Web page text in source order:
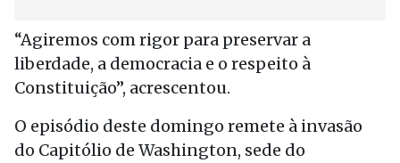
“Agiremos com rigor para preservar a
liberdade, a democracia e o respeito à
Constituição”, acrescentou.
O episódio deste domingo remete à invasão
do Capitólio de Washington, sede do